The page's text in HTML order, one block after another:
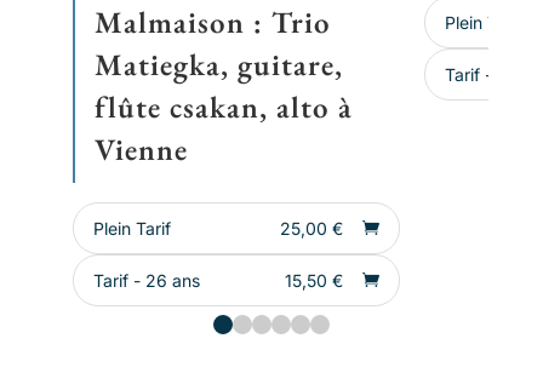
Malmaison : Trio
Matiegka, guitare,
flûte csakan, alto à
Vienne
Plein Tarif 25,00 €
Tarif - 26 ans 15,50 €
Plein Tarif
Tarif - 26